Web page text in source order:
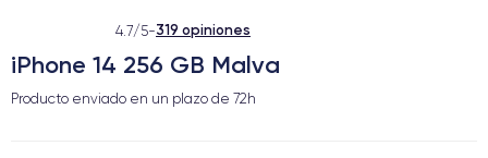
4.7/5-319 opiniones
iPhone 14 256 GB Malva
Producto enviado en un plazo de 72h